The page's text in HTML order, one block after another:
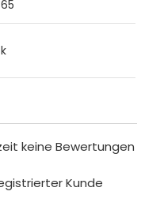
keine Bewertungen
Kunde